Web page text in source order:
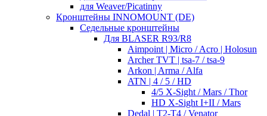
для Weaver/Picatinny
Кронштейны INNOMOUNT (DE)
Седельные кронштейны
Для BLASER R93/R8
Aimpoint | Micro / Acro | Holosun
Archer TVT | tsa-7 / tsa-9
Arkon | Arma / Alfa
ATN | 4 / 5 / HD
4/5 X-Sight / Mars / Thor
HD X-Sight I+II / Mars
Dedal | T2-T4 / Venator